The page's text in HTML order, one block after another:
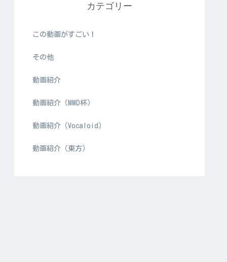
カテゴリー
この動画がすごい！
その他
動画紹介
動画紹介（MMD杯）
動画紹介（Vocaloid）
動画紹介（東方）